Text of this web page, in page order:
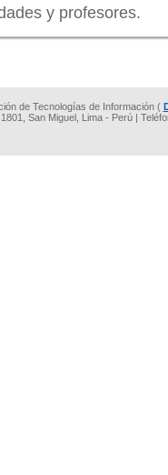
y profesores.
de Tecnologías de Información (
San Miguel, Lima - Perú |